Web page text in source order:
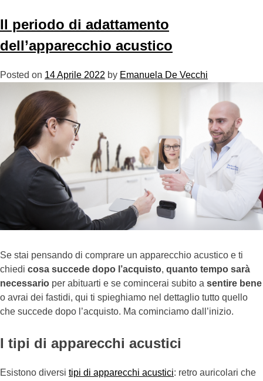
Il periodo di adattamento
dell’apparecchio acustico
Posted on 14 Aprile 2022 by Emanuela De Vecchi
Se stai pensando di comprare un apparecchio acustico e ti
chiedi cosa succede dopo l’acquisto, quanto tempo sarà
necessario per abituarti e se comincerai subito a sentire bene
o avrai dei fastidi, qui ti spieghiamo nel dettaglio tutto quello
che succede dopo l’acquisto. Ma cominciamo dall’inizio.
I tipi di apparecchi acustici
Esistono diversi tipi di apparecchi acustici: retro auricolari che